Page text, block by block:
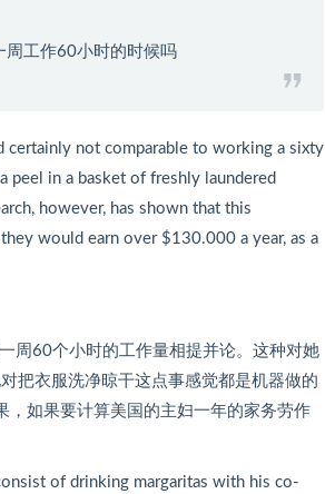
工作60小时的时候吗
certainly not comparable to working a sixty
peel in a basket of freshly laundered
however, has shown that this
would earn over $130.000 a year, as a
周60个小时的工作量相提并论。这种对她
把衣服洗净晾干这点事感觉都是机器做的
，如果要计算美国的主妇一年的家务劳作
of drinking margaritas with his co-